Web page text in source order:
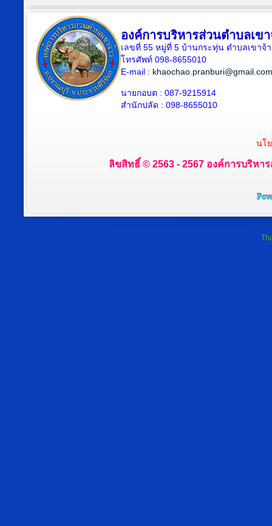
องค์การบริหารส่วนตำบลเข
เลขที่ 55 หมู่ที่ 5 บ้านกระทุ่น ตำบลเขาจ้
โทรศัพท์ 098-8655010
E-mail : khaochao.pranburi@gmail.com
นายกอบต : 087-9215914
สำนักปลัด : 098-8655010
นโ
ลิขสิทธิ์ © 2563 - 2567 องค์การบริหา